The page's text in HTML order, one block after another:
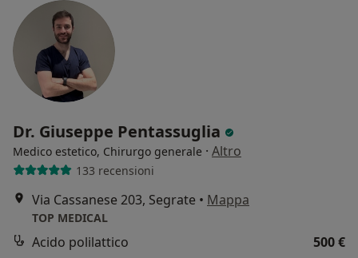
Dr. Giuseppe Pentassuglia
Medico estetico, Chirurgo generale · Altro
133 recensioni
Via Cassanese 203, Segrate • Mappa
TOP MEDICAL
Acido polilattico
500 €